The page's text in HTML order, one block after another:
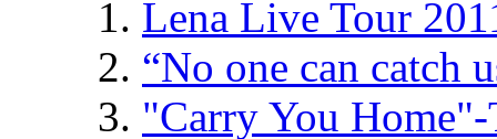
Lena Live Tour
“No one can catch
"Carry You